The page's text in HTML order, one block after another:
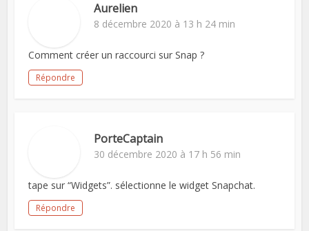
Aurelien
8 décembre 2020 à 13 h 24 min
Comment créer un raccourci sur Snap ?
Répondre
PorteCaptain
30 décembre 2020 à 17 h 56 min
tape sur “Widgets”. sélectionne le widget Snapchat.
Répondre